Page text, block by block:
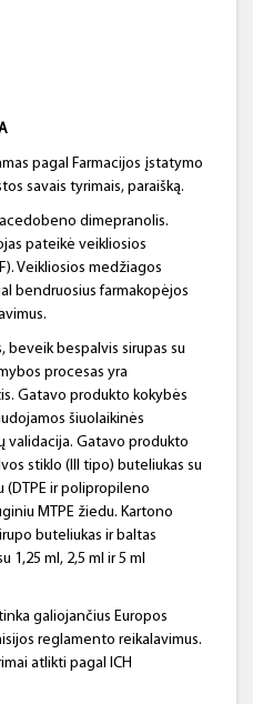
pagal Farmacijos įstatymo
savais tyrimais, paraišką.
dimepranolis.
pateikė veikliosios
Veikliosios medžiagos
bendruosius farmakopėjos
beveik bespalvis sirupas su
procesas yra
Gatavo produkto kokybės
šiuolaikinės
validacija. Gatavo produkto
stiklo (III tipo) buteliukas su
(DTPE ir polipropileno
MTPE žiedu. Kartono
buteliukas ir baltas
1,25 ml, 2,5 ml ir 5 ml
galiojančius Europos
reglamento reikalavimus.
atlikti pagal ICH